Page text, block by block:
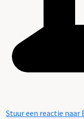
Stuur een reactie